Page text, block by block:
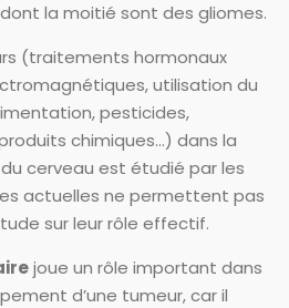
la moitié sont des gliomes.
(traitements hormonaux
utilisation du
pesticides,
chimiques…) dans la
cerveau est étudié par les
actuelles ne permettent pas
sur leur rôle effectif.
joue un rôle important dans
d’une tumeur, car il